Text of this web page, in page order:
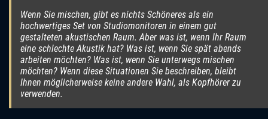
Wenn Sie mischen, gibt es nichts Schöneres als ein
hochwertiges Set von Studiomonitoren in einem gut
gestalteten akustischen Raum. Aber was ist, wenn Ihr Raum
eine schlechte Akustik hat? Was ist, wenn Sie spät abends
arbeiten möchten? Was ist, wenn Sie unterwegs mischen
möchten? Wenn diese Situationen Sie beschreiben, bleibt
Ihnen möglicherweise keine andere Wahl, als Kopfhörer zu
verwenden.